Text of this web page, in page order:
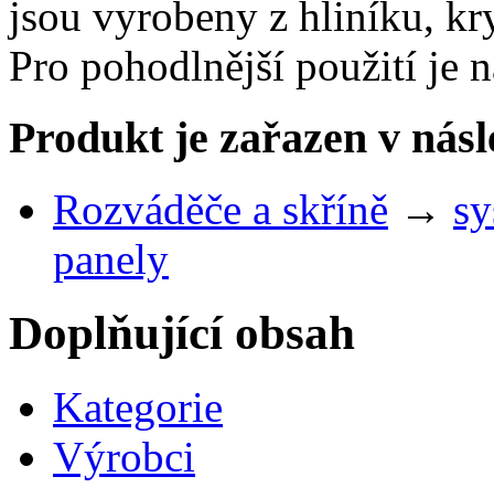
jsou vyrobeny z hliníku,
Pro pohodlnější použití je
Produkt je zařazen v
Rozváděče a skříně →
panely
Doplňující obsah
Kategorie
Výrobci